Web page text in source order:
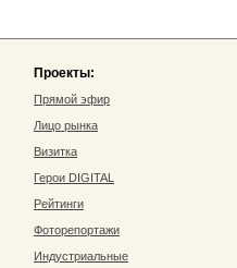
Проекты:
Прямой эфир
Лицо рынка
Визитка
Герои DIGITAL
Рейтинги
Фоторепортажи
Индустриальные